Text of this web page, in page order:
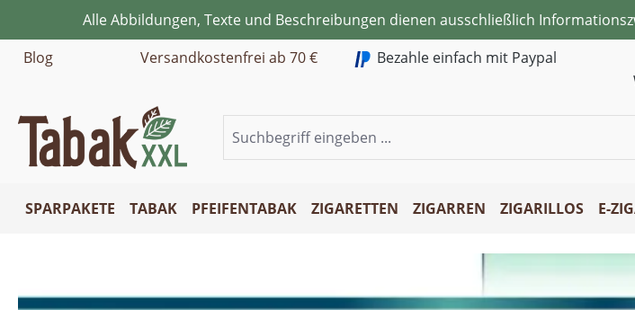
Hauptinhalt springen
Zur Suche springen
Zur Hauptnavigation springen
Alle Abbildungen, Texte und Beschreibungen dienen ausschließlich
Blog
Versandkostenfrei ab 70 € Bezahle einfach mit Paypal
SPARPAKETE TABAK PFEIFENTABAK ZIGARETTEN ZIGARREN ZIGARILLOS E-